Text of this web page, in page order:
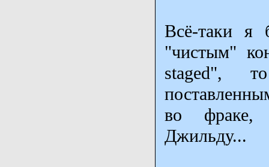
Всё-таки я
"чистым"
staged",
во фраке,
Джильду...